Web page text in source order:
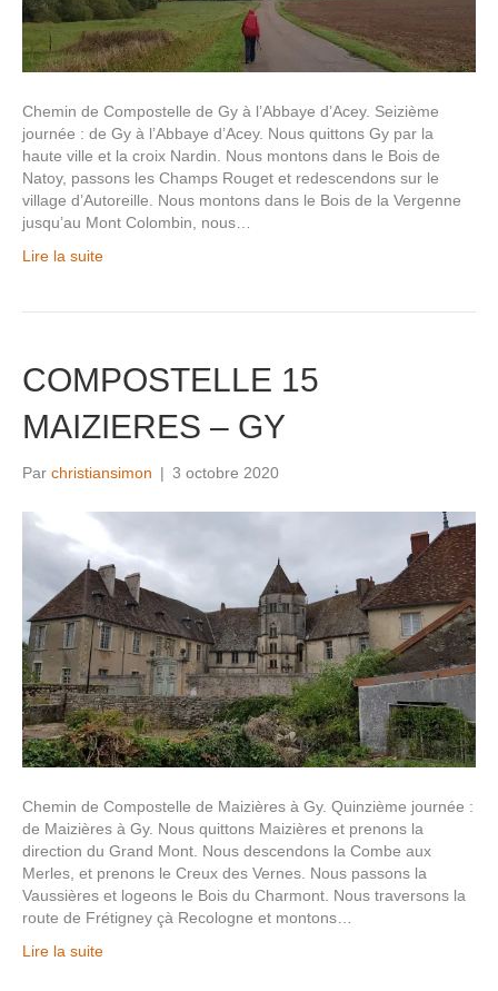
Chemin de Compostelle de Gy à l’Abbaye d’Acey. Seizième
journée : de Gy à l’Abbaye d’Acey. Nous quittons Gy par la
haute ville et la croix Nardin. Nous montons dans le Bois de
Natoy, passons les Champs Rouget et redescendons sur le
village d’Autoreille. Nous montons dans le Bois de la Vergenne
jusqu’au Mont Colombin, nous…
Lire la suite
COMPOSTELLE 15
MAIZIERES – GY
Par christiansimon | 3 octobre 2020
Chemin de Compostelle de Maizières à Gy. Quinzième journée :
de Maizières à Gy. Nous quittons Maizières et prenons la
direction du Grand Mont. Nous descendons la Combe aux
Merles, et prenons le Creux des Vernes. Nous passons la
Vaussières et logeons le Bois du Charmont. Nous traversons la
route de Frétigney çà Recologne et montons…
Lire la suite